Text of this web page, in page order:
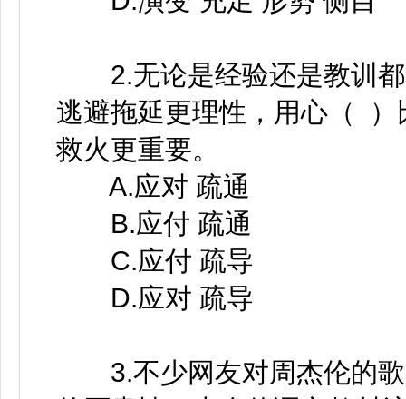
2.无论是经验还是教训都
逃避拖延更理性，用心（
救火更重要。
A.应对 疏通
B.应付 疏通
C.应付 疏导
D.应对 疏导
3.不少网友对周杰伦的歌